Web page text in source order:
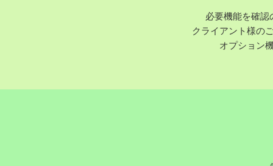
必要機能を確認
クライアント様の
オプション